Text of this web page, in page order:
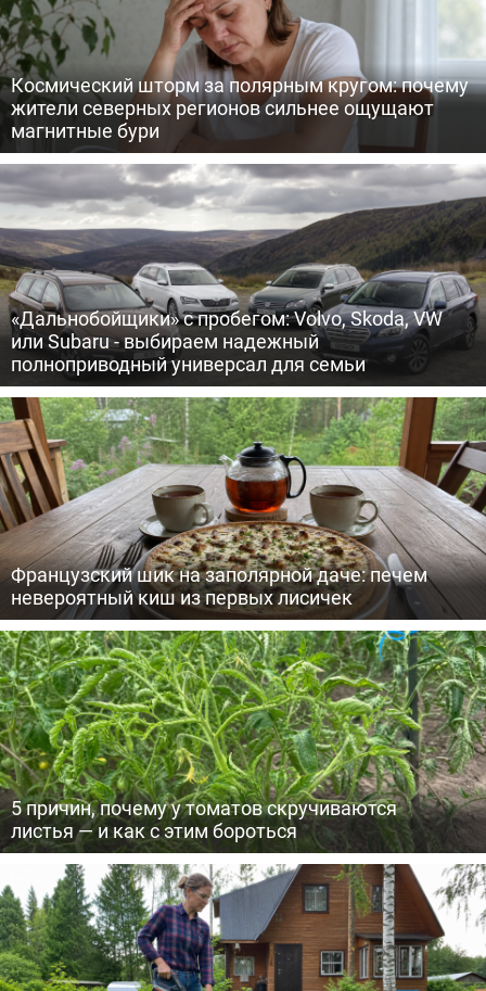
Космический шторм за полярным кругом: почему
жители северных регионов сильнее ощущают
магнитные бури
«Дальнобойщики» с пробегом: Volvo, Skoda, VW
или Subaru - выбираем надежный
полноприводный универсал для семьи
Французский шик на заполярной даче: печем
невероятный киш из первых лисичек
5 причин, почему у томатов скручиваются
листья — и как с этим бороться